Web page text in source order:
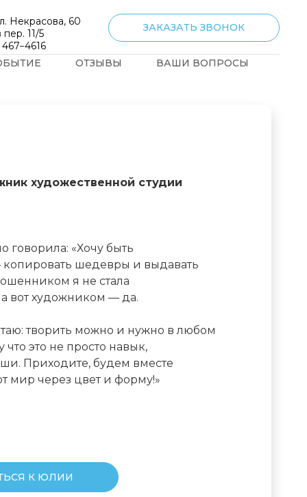
Некрасова, 60
пер. 11/5
ЗАКАЗАТЬ ЗВОНОК
ОТЗЫВЫ ВАШИ ВОПРОСЫ
К ЮЛИИ
художественной студии
говорила: «Хочу быть
шедевры и выдавать
я не стала
вот художником — да.
творить можно и нужно в любом
что это не просто навык,
Приходите, будем вместе
мир через цвет и форму!»